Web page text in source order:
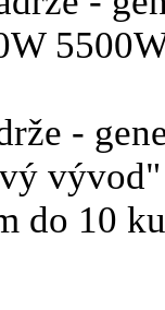
-
vývod"
do 10